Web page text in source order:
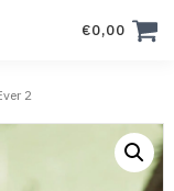
€0,00
2